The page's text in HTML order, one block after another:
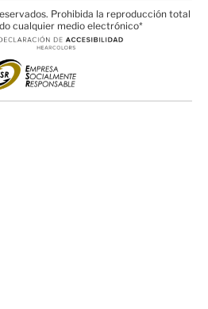
Prohibida la reproducción total
cualquier medio electrónico*